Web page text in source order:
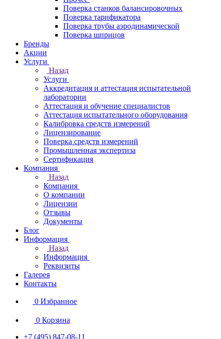
Поверка станков балансировочных
Поверка тарификатора
Поверка трубы аэродинамической
Поверка шприцов
Бренды
Акции
Услуги
Назад
Услуги
Аккредитация и аттестация испытательной
лаборатории
Аттестация и обучение специалистов
Аттестация испытательного оборудования
Калибровка средств измерений
Лицензирование
Поверка средств измерений
Промышленная экспертиза
Сертификация
Компания
Назад
Компания
О компании
Лицензии
Отзывы
Документы
Блог
Информация
Назад
Информация
Реквизиты
Галерея
Контакты
0 Избранное
0 Корзина
+7 (495) 847-08-11